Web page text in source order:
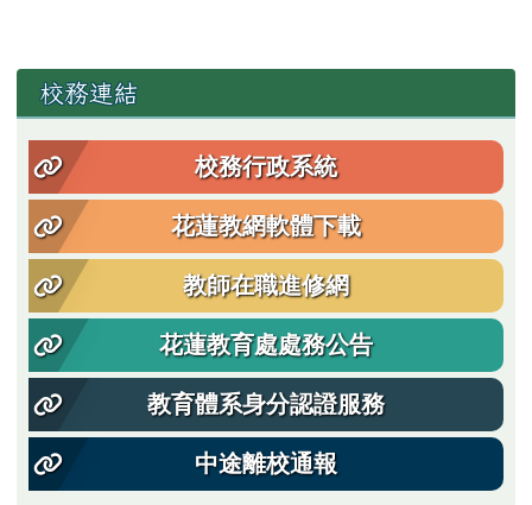
左邊區域內容
校務連結
校務行政系統
花蓮教網軟體下載
教師在職進修網
花蓮教育處處務公告
教育體系身分認證服務
中途離校通報